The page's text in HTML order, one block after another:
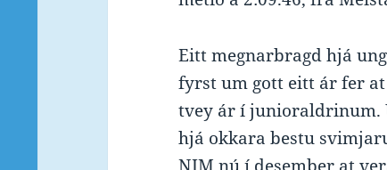
Eitt megnarbragd hjá
fyrst um gott eitt ár fer
tvey ár í junioraldrinum.
hjá okkara bestu